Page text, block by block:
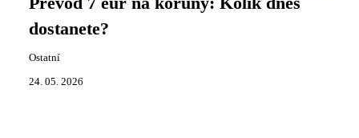
dostanete?
Ostatní
24. 05. 2026